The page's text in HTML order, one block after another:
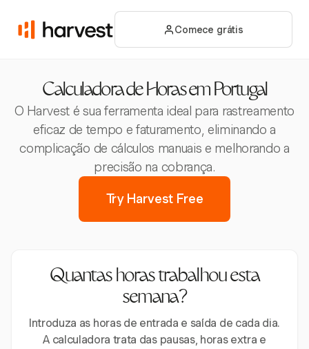
Comece grátis
Calculadora de Horas em Portugal
O Harvest é sua ferramenta ideal para rastreamento
eficaz de tempo e faturamento, eliminando a
complicação de cálculos manuais e melhorando a
precisão na cobrança.
Try Harvest Free
Quantas horas trabalhou esta
semana?
Introduza as horas de entrada e saída de cada dia.
A calculadora trata das pausas, horas extra e